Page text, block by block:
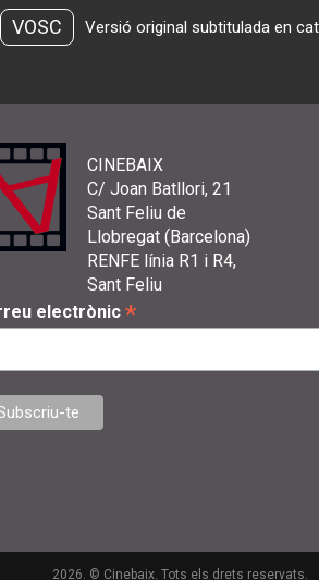
VOSC Versió original subtitulada en
CINEBAIX
C/ Joan Batllori, 21
Sant Feliu de
Llobregat (Barcelona)
RENFE línia R1 i R4,
Sant Feliu
electrònic *
2026. © Cinebaix. Tots els drets reservats.